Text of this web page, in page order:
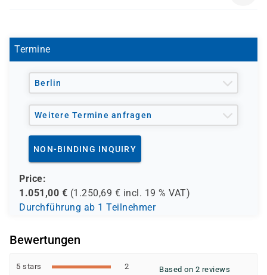
- regionale Einrichtungen
und andere Träger möglich
Termine
Berlin
Weitere Termine anfragen
NON-BINDING INQUIRY
Price:
1.051,00 € (1.250,69 € incl. 19 % VAT)
Durchführung ab 1 Teilnehmer
Bewertungen
5 stars
2
Based on 2 reviews